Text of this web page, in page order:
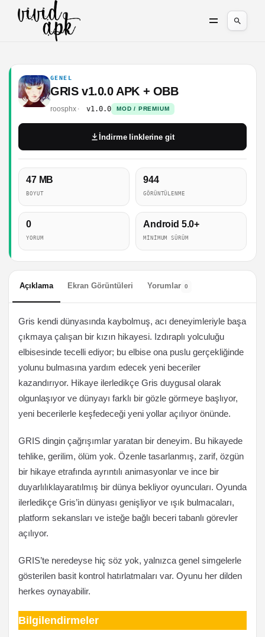
GENEL
GRIS v1.0.0 APK + OBB
roosphx v1.0.0 MOD / PREMIUM
47 MB
BOYUT
944
GÖRÜNTÜLENME
0
YORUM
Android 5.0+
MINIMUM SÜRÜM
İndirme linklerine git
Açıklama Ekran Görüntüleri Yorumlar 0
Gris kendi dünyasında kaybolmuş, acı deneyimleriyle başa
çıkmaya çalışan bir kızın hikayesi. Izdıraplı yolculuğu
elbisesinde tecelli ediyor; bu elbise ona puslu gerçekliğinde
yolunu bulmasına yardım edecek yeni beceriler
kazandırıyor. Hikaye ilerledikçe Gris duygusal olarak
olgunlaşıyor ve dünyayı farklı bir gözle görmeye başlıyor,
yeni becerilerle keşfedeceği yeni yollar açılıyor önünde.
GRIS dingin çağrışımlar yaratan bir deneyim. Bu hikayede
tehlike, gerilim, ölüm yok. Özenle tasarlanmış, zarif, özgün
bir hikaye etrafında ayrıntılı animasyonlar ve ince bir
duyarlılıklayaratılmış bir dünya bekliyor oyuncuları. Oyunda
ilerledikçe Gris’in dünyası genişliyor ve ışık bulmacaları,
platform sekansları ve isteğe bağlı beceri tabanlı görevler
açılıyor.
GRIS’te neredeyse hiç söz yok, yalnızca genel simgelerle
gösterilen basit kontrol hatırlatmaları var. Oyunu her dilden
herkes oynayabilir.
Bilgilendirmeler